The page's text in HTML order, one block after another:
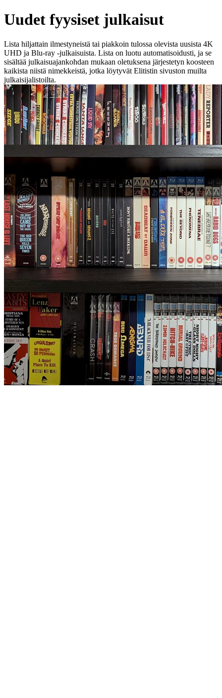
Uudet fyysiset julkaisut
Lista hiljattain ilmestyneistä tai piakkoin tulossa olevista uusista 4K
UHD ja Blu-ray -julkaisuista. Lista on luotu automatisoidusti, ja se
sisältää julkaisuajankohdan mukaan oletuksena järjestetyn koosteen
kaikista niistä nimekkeistä, jotka löytyvät Elitistin sivuston muilta
julkaisijalistoilta.